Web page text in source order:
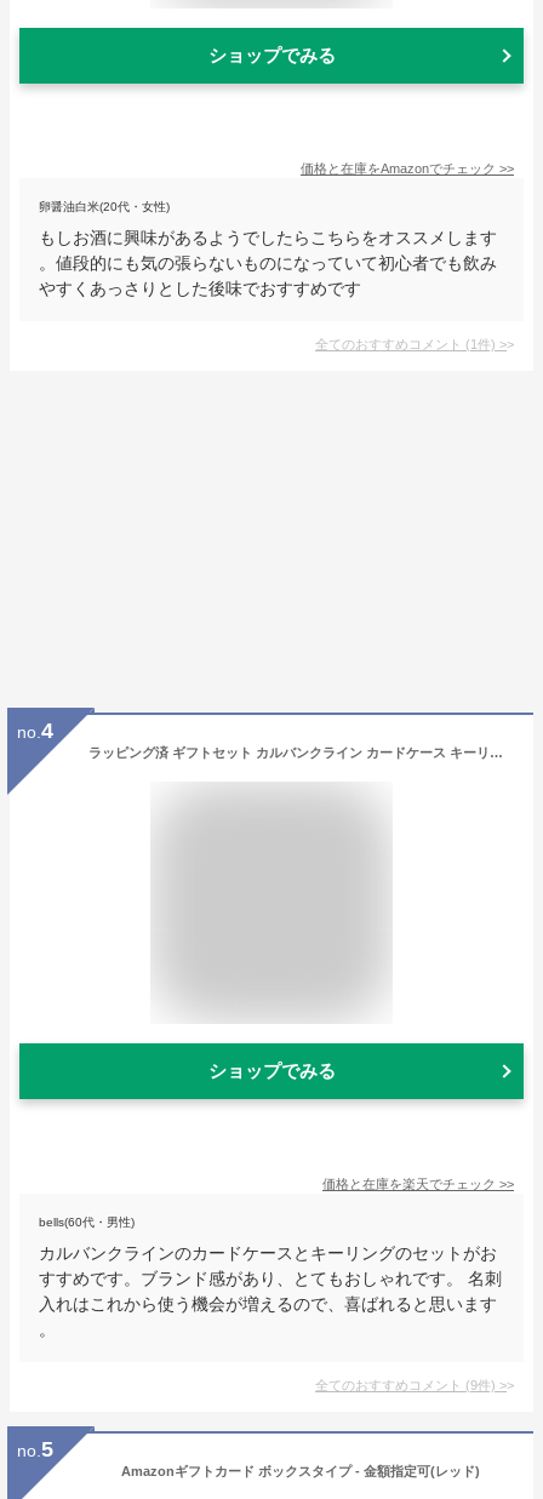
ショップでみる
価格と在庫をAmazonでチェック >>
卵醤油白米(20代・女性)
もしお酒に興味があるようでしたらこちらをオススメします
。値段的にも気の張らないものになっていて初心者でも飲み
やすくあっさりとした後味でおすすめです
全てのおすすめコメント (1件) >
no. 4
ラッピング済 ギフトセット カルバンクライン カードケース キーリング メンズ 父の日 2点セット ブラック 紙袋付き 誕生日 祝い 敬老の日 男性 喜ばれる 実用的 プレゼント ランキング お祝い
ショップでみる
価格と在庫を楽天でチェック >>
bells(60代・男性)
カルバンクラインのカードケースとキーリングのセットがお
すすめです。ブランド感があり、とてもおしゃれです。 名刺
入れはこれから使う機会が増えるので、喜ばれると思います
。
全てのおすすめコメント (9件) >
no. 5
Amazonギフトカード ボックスタイプ - 金額指定可(レッド)